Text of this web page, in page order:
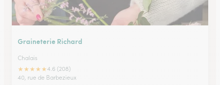
Graineterie Richard
Chalais
★★★★★4.6 (208)
40, rue de Barbezieux